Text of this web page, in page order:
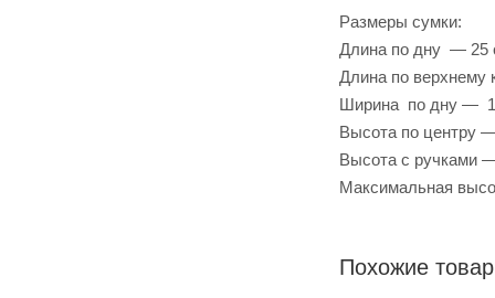
Размеры сумки:
Длина по дну — 25
Длина по
Ширина по дну —
Высота по центру
Высота с ручками
Максимальная
Похожие